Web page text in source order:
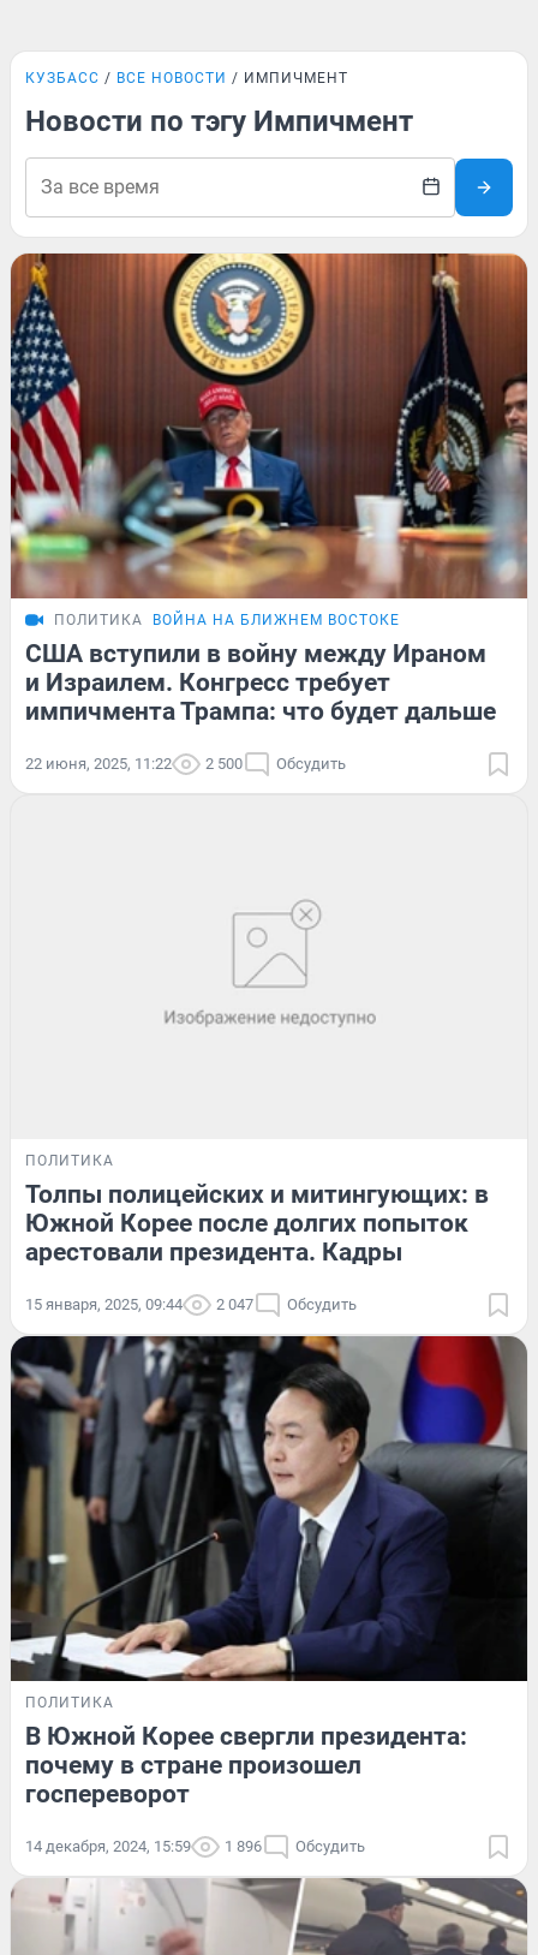
КУЗБАСС ВСЕ НОВОСТИ ИМПИЧМЕНТ
Новости по тэгу Импичмент
ПОЛИТИКА ВОЙНА НА БЛИЖНЕМ ВОСТОКЕ
США вступили в войну между Ираном
и Израилем. Конгресс требует
импичмента Трампа: что будет дальше
22 июня, 2025, 11:22 2 500 Обсудить
ПОЛИТИКА
Толпы полицейских и митингующих: в
Южной Корее после долгих попыток
арестовали президента. Кадры
15 января, 2025, 09:44 2 047 Обсудить
ПОЛИТИКА
В Южной Корее свергли президента:
почему в стране произошел
госпереворот
14 декабря, 2024, 15:59 1 896 Обсудить